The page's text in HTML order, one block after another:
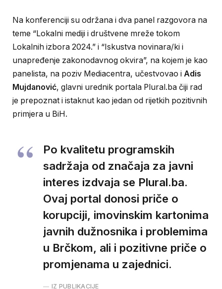
Na konferenciji su održana i dva panel razgovora na
teme “Lokalni mediji i društvene mreže tokom
Lokalnih izbora 2024.” i “Iskustva novinara/ki i
unapređenje zakonodavnog okvira”, na kojem je kao
panelista, na poziv Mediacentra, učestvovao i Adis
Mujdanović, glavni urednik portala Plural.ba čiji rad
je prepoznat i istaknut kao jedan od rijetkih pozitivnih
primjera u BiH.
Po kvalitetu programskih
sadržaja od značaja za javni
interes izdvaja se Plural.ba.
Ovaj portal donosi priče o
korupciji, imovinskim kartonima
javnih dužnosnika i problemima
u Brčkom, ali i pozitivne priče o
promjenama u zajednici.
IZ PUBLIKACIJE